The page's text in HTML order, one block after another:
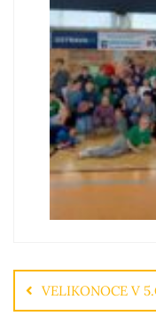
VELIKONOCE V